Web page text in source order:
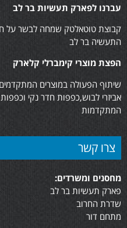
עברנו לפארק תעשיות בר לב
קבוצת טוטאלטק שמחה לבשר על
התעשיה בר לב
הפצת מוצרי קימברלי קלארק
שיתוף הפעולה במוצרים
אביזרי לבוש,כפפות חדר נקי
המתקדמות
צרו קשר
מחסנים ומשרדים:
פארק תעשיות בר לב
שדרת החרוב
מתחם דור